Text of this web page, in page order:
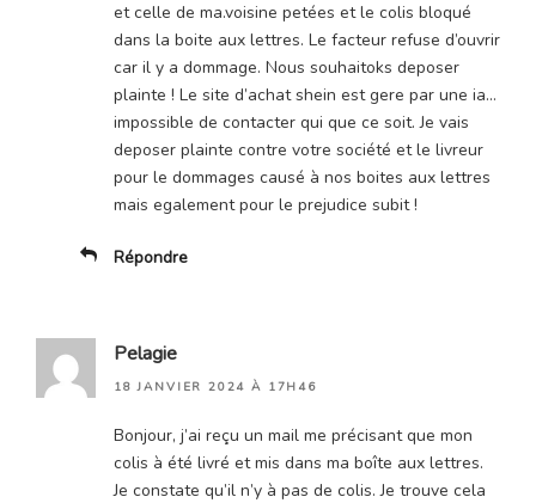
et celle de ma.voisine petées et le colis bloqué
dans la boite aux lettres. Le facteur refuse d’ouvrir
car il y a dommage. Nous souhaitoks deposer
plainte ! Le site d’achat shein est gere par une ia…
impossible de contacter qui que ce soit. Je vais
deposer plainte contre votre société et le livreur
pour le dommages causé à nos boites aux lettres
mais egalement pour le prejudice subit !
Répondre
Pelagie
18 JANVIER 2024 À 17H46
Bonjour, j’ai reçu un mail me précisant que mon
colis à été livré et mis dans ma boîte aux lettres.
Je constate qu’il n’y à pas de colis. Je trouve cela